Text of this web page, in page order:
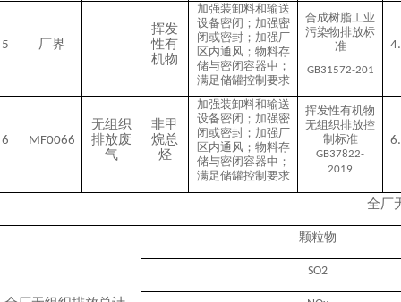
5 厂界
挥发
性有
机物
加强装卸料和输送
设备密闭；加强密
闭或密封；加强厂
区内通风；物料存
储与密闭容器中；
满足储罐控制要求
合成树脂工业
污染物排放标
准
GB31572-201
6 MF0066
无组织
排放废
气
非甲
烷总
烃
加强装卸料和输送
设备密闭；加强密
闭或密封；加强厂
区内通风；物料存
储与密闭容器中；
满足储罐控制要求
挥发性有机物
无组织排放控
制标准
GB37822-
2019
全厂
颗粒物
SO2